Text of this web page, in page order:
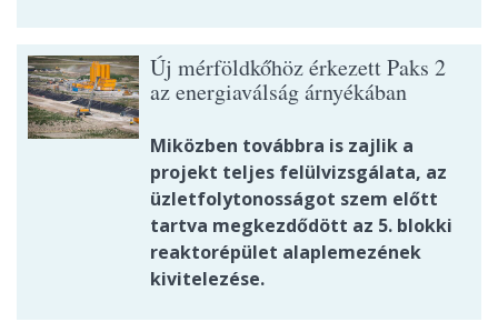
Új mérföldkőhöz érkezett Paks 2
az energiaválság árnyékában
Miközben továbbra is zajlik a
projekt teljes felülvizsgálata, az
üzletfolytonosságot szem előtt
tartva megkezdődött az 5. blokki
reaktorépület alaplemezének
kivitelezése.